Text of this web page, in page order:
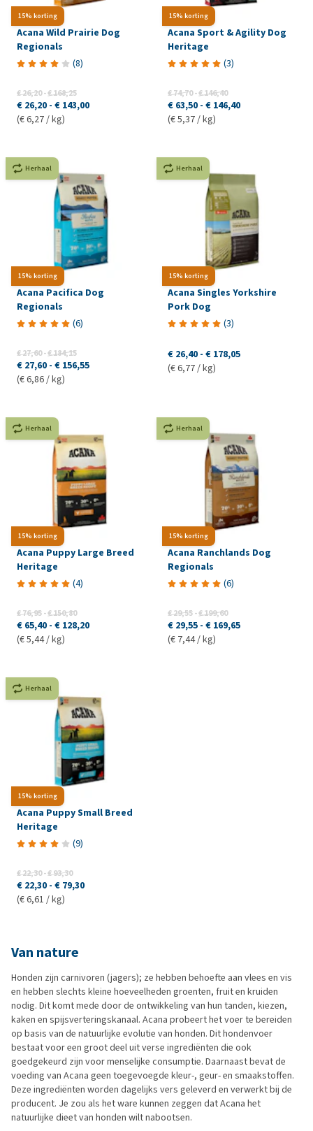
15% korting
Acana Wild Prairie Dog
Regionals
(8)
€ 26,20-€ 168,25
€ 26,20 - € 143,00
(€ 6,27 / kg)
15% korting
Acana Sport & Agility Dog
Heritage
(3)
€ 74,70-€ 146,40
€ 63,50 - € 146,40
(€ 5,37 / kg)
15% korting
Herhaal
Acana Pacifica Dog
Regionals
(6)
€ 27,60-€ 184,15
€ 27,60 - € 156,55
(€ 6,86 / kg)
15% korting
Herhaal
Acana Singles Yorkshire
Pork Dog
(3)
€ 26,40 - € 178,05
(€ 6,77 / kg)
15% korting
Herhaal
Acana Puppy Large Breed
Heritage
(4)
€ 76,95-€ 150,80
€ 65,40 - € 128,20
(€ 5,44 / kg)
15% korting
Herhaal
Acana Ranchlands Dog
Regionals
(6)
€ 29,55-€ 199,60
€ 29,55 - € 169,65
(€ 7,44 / kg)
15% korting
Herhaal
Acana Puppy Small Breed
Heritage
(9)
€ 22,30-€ 93,30
€ 22,30 - € 79,30
(€ 6,61 / kg)
Van nature
Honden zijn carnivoren (jagers); ze hebben behoefte aan vlees en vis
en hebben slechts kleine hoeveelheden groenten, fruit en kruiden
nodig. Dit komt mede door de ontwikkeling van hun tanden, kiezen,
kaken en spijsverteringskanaal. Acana probeert het voer te bereiden
op basis van de natuurlijke evolutie van honden. Dit hondenvoer
bestaat voor een groot deel uit verse ingrediënten die ook
goedgekeurd zijn voor menselijke consumptie. Daarnaast bevat de
voeding van Acana geen toegevoegde kleur-, geur- en smaakstoffen.
Deze ingrediënten worden dagelijks vers geleverd en verwerkt bij de
producent. Je zou als het ware kunnen zeggen dat Acana het
natuurlijke dieet van honden wilt nabootsen.